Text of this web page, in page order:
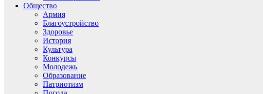
Общество
Армия
Благоустройство
Здоровье
История
Культура
Конкурсы
Молодежь
Образование
Патриотизм